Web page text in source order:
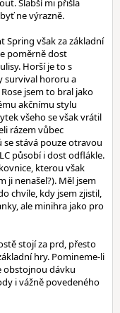
Slabší mi přišla
ne výrazně.
Spring však za základní
poměrně dost
Horší je to s
survival hororu a
jsem to bral jako
akčnímu stylu
všeho se však vrátil
rázem vůbec
stává pouze otravou
působí i dost odflákle.
kterou však
ji nenašel?). Měl jsem
chvíle, kdy jsem zjistil,
ale minihra jako pro
stojí za prd, přesto
hry. Pomineme-li
obstojnou dávku
i vážně povedeného